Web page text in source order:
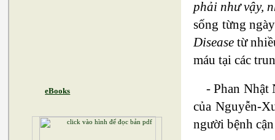
eBooks
phải như vậy,
sống từng
Disease từ
máu tại các
- Phan Nhật
của Nguyễn-
người bệnh